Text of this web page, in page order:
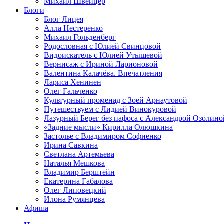
Блоги
Блог Лицея
Алла Нестеренко
Михаил Гольденберг
Родословная с Юлией Свинцовой
Видоискатель с Юлией Утышевой
Вернисаж с Ириной Ларионовой
Валентина Калачёва. Впечатления
Лариса Хенинен
Олег Гальченко
Культурный променад с Зоей Арнаутовой
Путешествуем с Лидией Винокуровой
Лазурный Берег без пафоса с Александрой
«Задние мысли» Кирилла Олюшкина
Застолье с Владимиром Софиенко
Ирина Савкина
Светлана Артемьева
Наталья Мешкова
Владимир Берштейн
Екатерина Габалова
Олег Липовецкий
Илона Румянцева
Афиша